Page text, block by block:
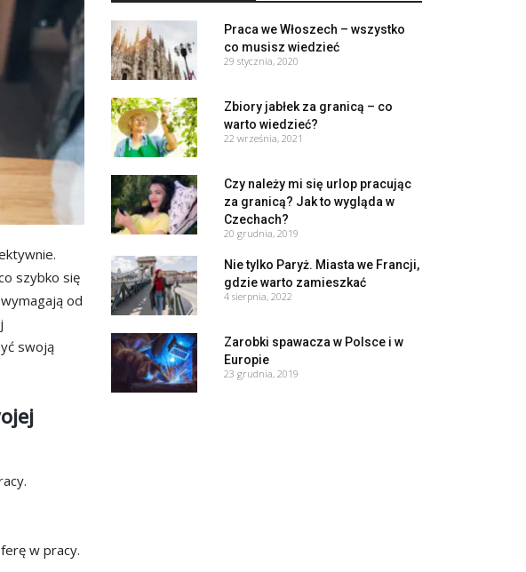
szybko się
od
swoją
w pracy.
Praca we Włoszech – wszystko
co musisz wiedzieć
29 stycznia, 2020
Zbiory jabłek za granicą – co
warto wiedzieć?
22 września, 2021
Czy należy mi się urlop pracując
za granicą? Jak to wygląda w
Czechach?
20 grudnia, 2019
Nie tylko Paryż. Miasta we Francji,
gdzie warto zamieszkać
4 sierpnia, 2022
Zarobki spawacza w Polsce i w
Europie
23 grudnia, 2019